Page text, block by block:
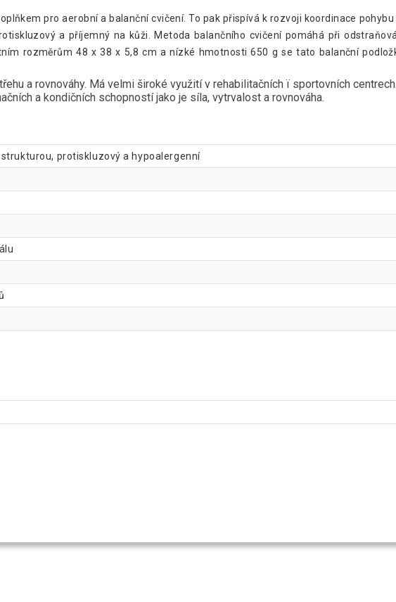
pro aerobní a balanční cvičení. To pak přispívá k rozvoji koordinace pohybu
a příjemný na kůži. Metoda balančního cvičení pomáhá při
rozměrům 48 x 38 x 5,8 cm a nízké hmotnosti 650 g se tato balanční
a rovnováhy. Má velmi široké využití v rehabilitačních ï sportovních
a kondičních schopností jako je síla, vytrvalost a rovnováha.
protiskluzový a hypoalergenní